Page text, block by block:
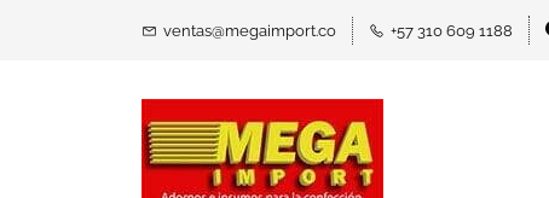
ventas@megaimport.co +57 310 609 1188